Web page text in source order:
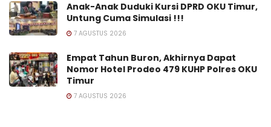
Anak-Anak Duduki Kursi DPRD OKU Timur,
Untung Cuma Simulasi !!!
7 AGUSTUS 2026
Empat Tahun Buron, Akhirnya Dapat
Nomor Hotel Prodeo 479 KUHP Polres OKU
Timur
7 AGUSTUS 2026